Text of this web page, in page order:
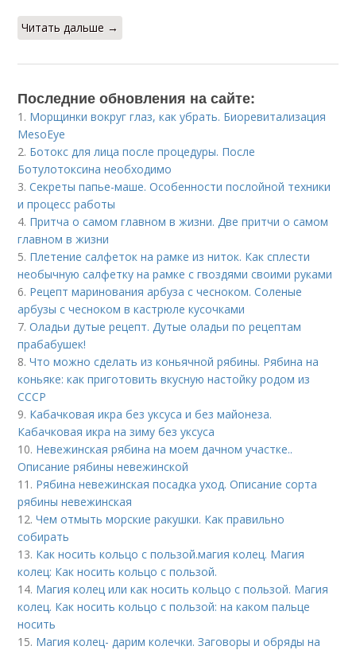
Читать дальше →
Последние обновления на сайте:
1. Морщинки вокруг глаз, как убрать. Биоревитализация
MesoEye
2. Ботокс для лица после процедуры. После
Ботулотоксина необходимо
3.Секреты папье-маше. Особенности послойной техники
и процесс работы
4. Притча о самом главном в жизни. Две притчи о самом
главном в жизни
5. Плетение салфеток на рамке из ниток. Как сплести
необычную салфетку на рамке с гвоздями своими руками
6. Рецепт маринования арбуза с чесноком. Соленые
арбузы с чесноком в кастрюле кусочками
7.Оладьи дутые рецепт. Дутые оладьи по рецептам
прабабушек!
8.Что можно сделать из коньячной рябины. Рябина на
коньяке: как приготовить вкусную настойку родом из
СССР
9. Кабачковая икра без уксуса и без майонеза.
Кабачковая икра на зиму без уксуса
10. Невежинская рябина на моем дачном участке..
Описание рябины невежинской
11. Рябина невежинская посадка уход. Описание сорта
рябины невежинская
12.Чем отмыть морские ракушки. Как правильно
собирать
13. Как носить кольцо с пользой. магия колец. Магия
колец: Как носить кольцо с пользой.
14. Магия колец или как носить кольцо с пользой. Магия
колец. Как носить кольцо с пользой: на каком пальце
носить
15. Магия колец- дарим колечки. Заговоры и обряды на